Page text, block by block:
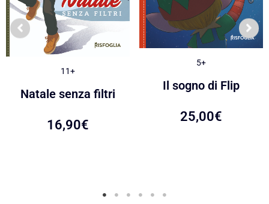
11+
Natale senza filtri
16,90€
5+
Il sogno di Flip
25,00€